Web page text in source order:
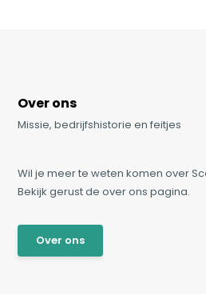
Over ons
Missie, bedrijfshistorie en feitjes
Wil je meer te weten komen over
Bekijk gerust de over ons pagina.
Over ons